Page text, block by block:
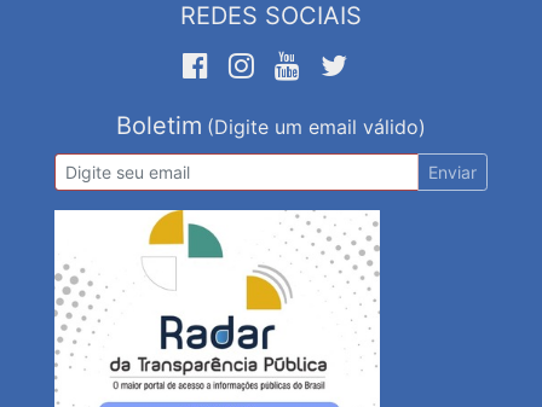
REDES SOCIAIS
Boletim (Digite um email válido)
Enviar